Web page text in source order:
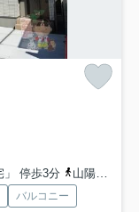
」 停歩3分
山陽本線「高島」駅 徒歩26分
バルコニー